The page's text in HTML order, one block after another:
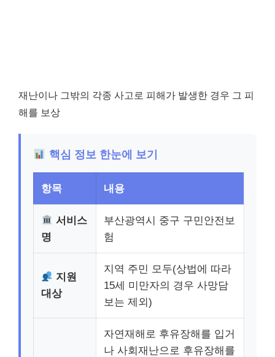
재난이나 그밖의 각종 사고로 피해가 발생한 경우 그 피
해를 보상
핵심 정보 한눈에 보기
항목 내용
서비스
명
부산광역시 중구 구민안전보
험
지원
대상
지역 주민 모두(상법에 따라
15세 미만자의 경우 사망담
보는 제외)
자연재해로 후유장해를 입거
나 사회재난으로 후유장해를